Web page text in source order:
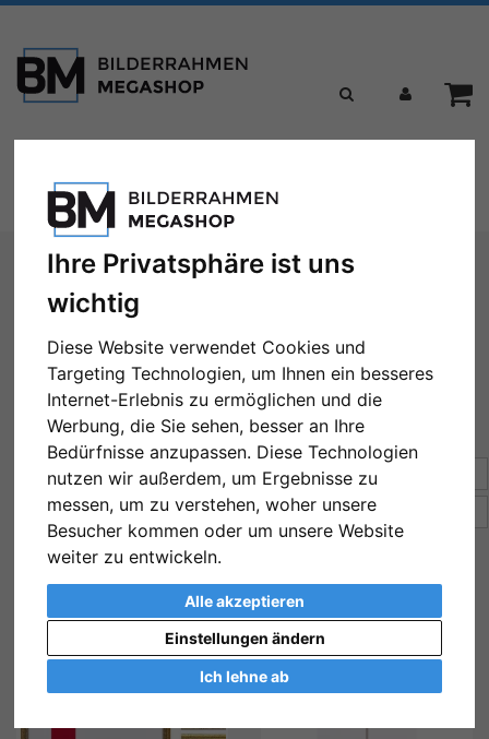
Ihre Privatsphäre ist uns
wichtig
Diese Website verwendet Cookies und
Targeting Technologien, um Ihnen ein besseres
Internet-Erlebnis zu ermöglichen und die
Werbung, die Sie sehen, besser an Ihre
Bedürfnisse anzupassen. Diese Technologien
nutzen wir außerdem, um Ergebnisse zu
messen, um zu verstehen, woher unsere
Besucher kommen oder um unsere Website
weiter zu entwickeln.
Alle akzeptieren
Ich lehne ab
Einstellungen ändern
navigation
Formate Alle Bilderrahmengrößen
Alle Bilderrahmengrößen
← Zurück 1 ... 7 8 9 ... 101 Weiter →
Sortierung:Preis
Artikel pro Seite12